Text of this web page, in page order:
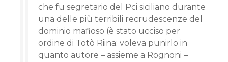
che fu segretario del Pci siciliano durante
una delle più terribili recrudescenze del
dominio mafioso (è stato ucciso per
ordine di Totò Riina: voleva punirlo in
quanto autore – assieme a Rognoni –